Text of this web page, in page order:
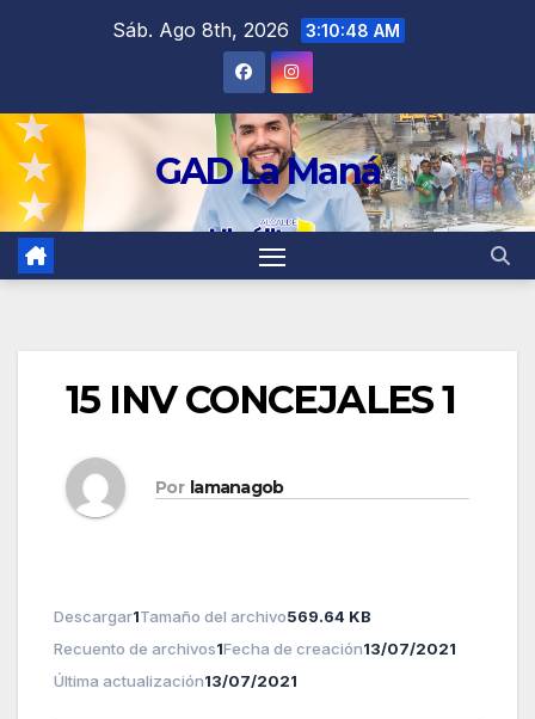
Sáb. Ago 8th, 2026 3:10:48 AM
GAD La Maná
15 INV CONCEJALES 1
Por lamanagob
Descargar1Tamaño del archivo569.64 KB
Recuento de archivos1Fecha de creación13/07/2021
Última actualización13/07/2021